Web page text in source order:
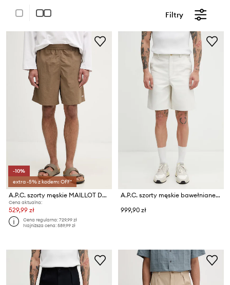
Filtry
-10%
extra -5% z kodem: OFF*
A.P.C. szorty męskie MAILLOT DE BAIN
Cena aktualna:
529,99 zł
Cena regularna:729,99 zł
Najniższa cena:589,99 zł
A.P.C. szorty męskie bawełniane Moleskine
999,90 zł